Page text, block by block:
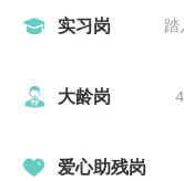
 实习岗 踏
 大龄岗
 爱心助残岗